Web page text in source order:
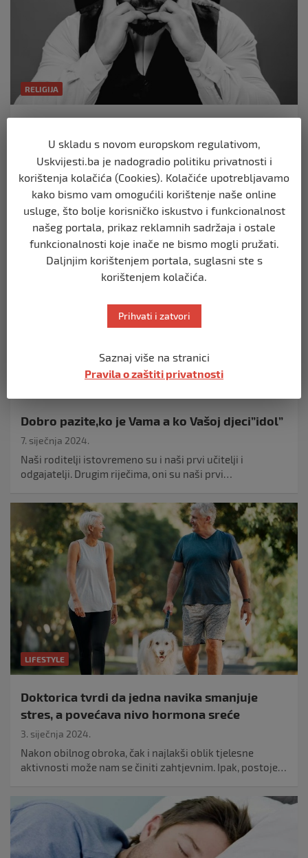
RELIGIJA
postelju uveče kao što je to činio Poslanik
12. siječnja 2024.
Poslanik kaže: „Nije od nas onaj koji nije milostiv prema
našim mladima (djeci) i ne pazi…
Dobro pazite,ko je Vama a ko Vašoj djeci”idol”
7. siječnja 2024.
Naši roditelji istovremeno su i naši prvi učitelji i
odgajatelji. Drugim riječima, oni su naši prvi…
LIFESTYLE
Doktorica tvrdi da jedna navika smanjuje
stres, a povećava nivo hormona sreće
3. siječnja 2024.
Nakon obilnog obroka, čak i najlakši oblik tjelesne
aktivnosti može nam se činiti zahtjevnim. Ipak, postoje…
U skladu s novom europskom regulativom,
Uskvijesti.ba je nadogradio politiku privatnosti i
korištenja kolačića (Cookies). Kolačiće upotrebljavamo
kako bismo vam omogućili korištenje naše online
usluge, što bolje korisničko iskustvo i funkcionalnost
našeg portala, prikaz reklamnih sadržaja i ostale
funkcionalnosti koje inače ne bismo mogli pružati.
Daljnjim korištenjem portala, suglasni ste s
korištenjem kolačića.
Prihvati i zatvori
Saznaj više na stranici
Pravila o zaštiti privatnosti